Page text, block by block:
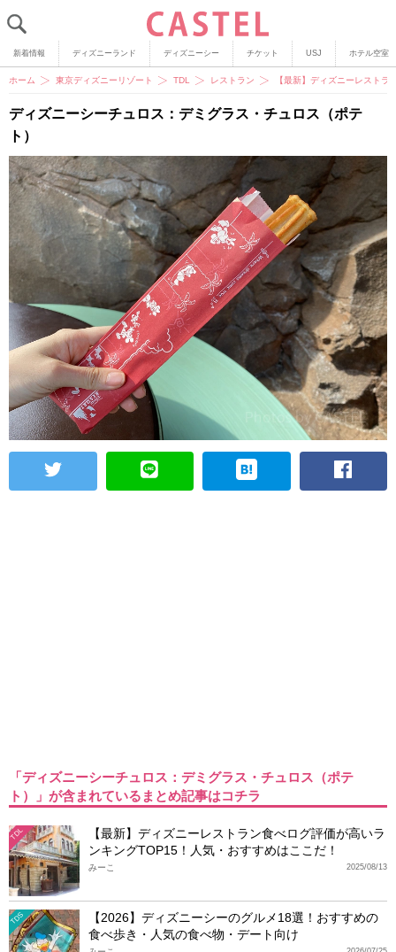
新着情報 ディズニーランド ディズニーシー チケット USJ ホテル空室
ホーム 東京ディズニーリゾート TDL レストラン 【最新】ディズニーレスト
ディズニーシーチュロス：デミグラス・チュロス（ポテ
ト）
「ディズニーシーチュロス：デミグラス・チュロス（ポテ
ト）」が含まれているまとめ記事はコチラ
TDL
【最新】ディズニーレストラン食べログ評価が高いラ
ンキングTOP15！人気・おすすめはここだ！
2025/08/13
みーこ
TDS
【2026】ディズニーシーのグルメ18選！おすすめの
食べ歩き・人気の食べ物・デート向け